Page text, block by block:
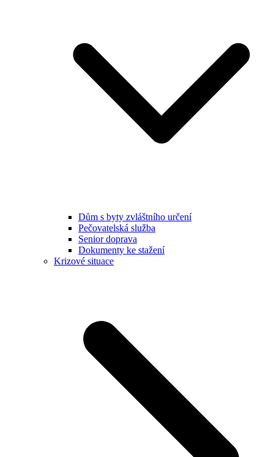
Dům s byty zvláštního určení
Pečovatelská služba
Senior doprava
Dokumenty ke stažení
Krizové situace